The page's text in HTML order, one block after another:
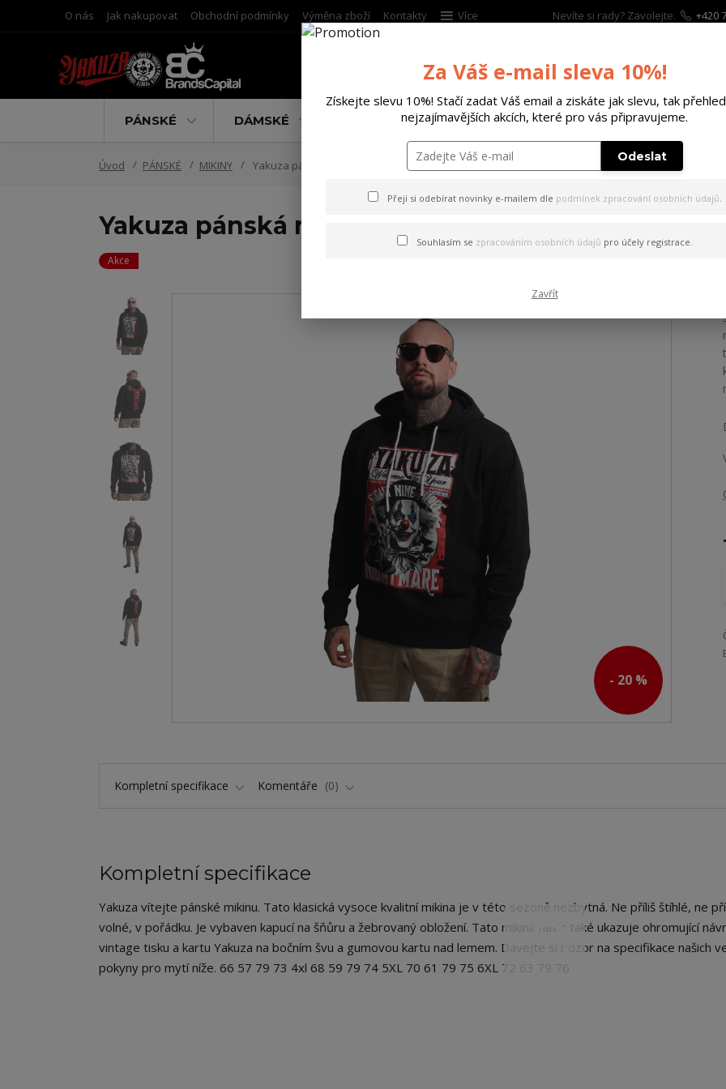
O nás Jak nakupovat Obchodní podmínky Výměna zboží Kontakty Více Nevíte si rady? Zavolejte. +420
PÁNSKÉ DÁMSKÉ DOPLŇKY DÁRKOVÉ POUKAZY
Úvod PÁNSKÉ MIKINY Yakuza pánská mikina s kapucí Welcome Hoodie black S
Yakuza pánská mikina s kapucí Welcome
Akce
- 20 %
Kompletní specifikace Komentáře 0
Kompletní specifikace
Yakuza vítejte pánské mikinu. Tato klasická vysoce kvalitní mikina je v této sezoně nezbytná. Ne příliš štíhlé, ne
volné, v pořádku. Je vybaven kapucí na šňůru a žebrovaný obložení. Tato mikina navíc také ukazuje ohromující
vintage tisku a kartu Yakuza na bočním švu a gumovou kartu nad lemem. Dávejte si pozor na specifikace našich
pokyny pro mytí níže. 66 57 79 73 4xl 68 59 79 74 5XL 70 61 79 75 6XL 72 63 79 76
Za Váš e-mail sleva 10%!
Získejte slevu 10%! Stačí zadat Váš email a ziskáte jak slevu, tak
nejzajímavějších akcích, které pro vás připravujeme.
Odeslat
Přeji si odebírat novinky e-mailem dle podmínek zpracování osobních údajů.
Souhlasím se zpracováním osobních údajů pro účely registrace.
Zavřít